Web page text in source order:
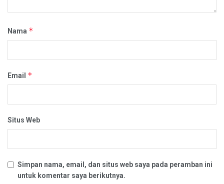
Nama *
Email *
Situs Web
Simpan nama, email, dan situs web saya pada peramban ini
untuk komentar saya berikutnya.